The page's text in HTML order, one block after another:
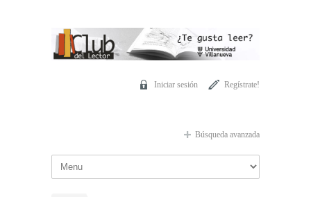
Regístrate!
Iniciar sesión
Búsqueda avanzada